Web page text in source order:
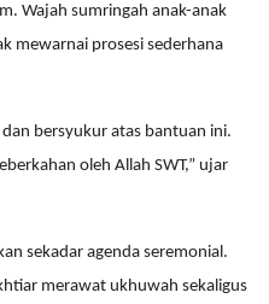
Wajah sumringah anak-anak
mewarnai prosesi sederhana
bersyukur atas bantuan ini.
oleh Allah SWT,” ujar
sekadar agenda seremonial.
merawat ukhuwah sekaligus